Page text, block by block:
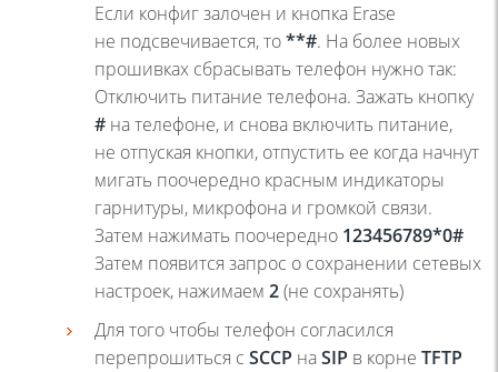
Если конфиг залочен и кнопка Erase
не подсвечивается, то**#. На более новых
прошивках сбрасывать телефон нужно так:
Отключить питание телефона. Зажать кнопку
# на телефоне, и снова включить питание,
не отпуская кнопки, отпустить ее когда начнут
мигать поочередно красным индикаторы
гарнитуры, микрофона и громкой связи.
Затем нажимать поочередно 123456789*0#
Затем появится запрос о сохранении сетевых
настроек, нажимаем 2(не сохранять)
Для того чтобы телефон согласился
перепрошиться с SCCP наSIP в корне TFTP